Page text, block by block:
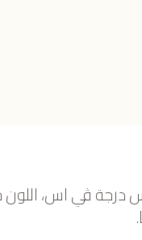
بالألماس درجة ڤي اس،